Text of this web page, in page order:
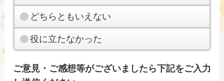
どちらともいえない
役に立たなかった
ご意見・ご感想等がございましたら下記をご入力